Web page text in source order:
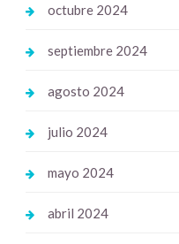
octubre 2024
septiembre 2024
agosto 2024
julio 2024
mayo 2024
abril 2024